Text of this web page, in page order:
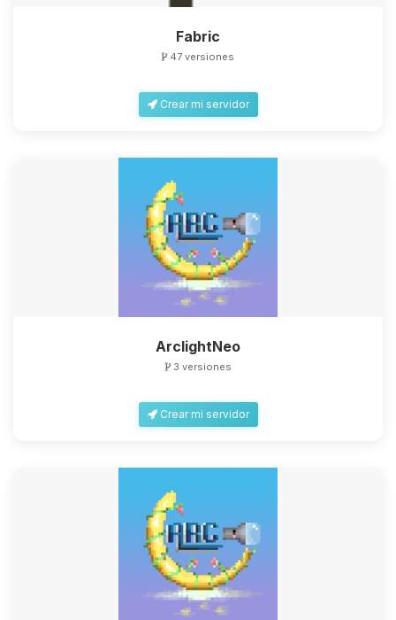
Fabric
47 versiones
Crear mi servidor
ArclightNeo
3 versiones
Crear mi servidor